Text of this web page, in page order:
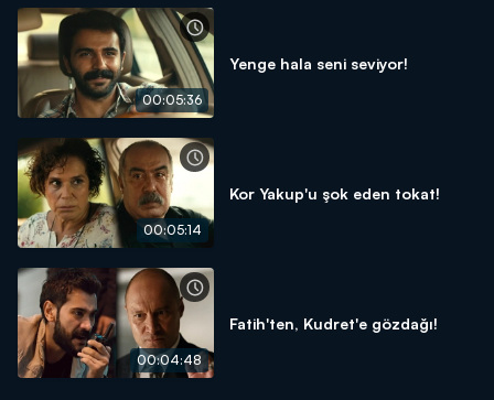
00:05:36
Yenge hala seni seviyor!
00:05:14
Kor Yakup'u şok eden tokat!
00:04:48
Fatih'ten, Kudret'e gözdağı!